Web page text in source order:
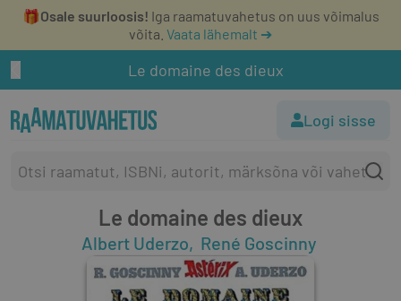
🎁Osale suurloosis! Iga raamatuvahetus on uus võimalus
võita. Vaata lähemalt ➔
Le domaine des dieux
Logi sisse
Le domaine des dieux
Albert Uderzo René Goscinny